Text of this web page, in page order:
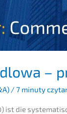
–
A) / 7 minuty
) ist die